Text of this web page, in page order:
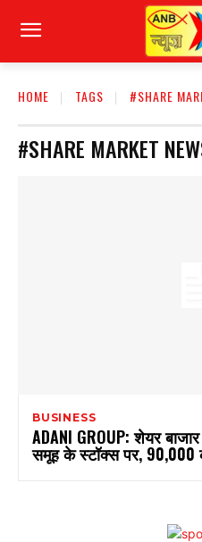
HOME TAGS #SHARE
#SHARE MARKET
BUSINESS
ADANI GROUP: शेयर
समूह के स्टॉक्स पर, 90,000